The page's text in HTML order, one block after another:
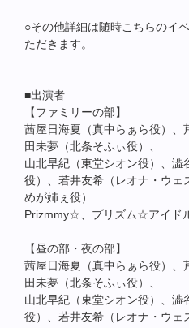
○その他詳細は随時こちらのイ
ただきます。
■出演者
【ファミリーの部】
茜屋日海夏（真中らぁら役）、
田未夢（北条そふぃ役）、
山北早紀（東堂シオン役）、澁
役）、若井友希（レオナ・ウェ
めが姉ぇ役）
Prizmmy☆、プリズム☆アイド
【昼の部・夜の部】
茜屋日海夏（真中らぁら役）、
田未夢（北条そふぃ役）、
山北早紀（東堂シオン役）、澁
役）、若井友希（レオナ・ウェ